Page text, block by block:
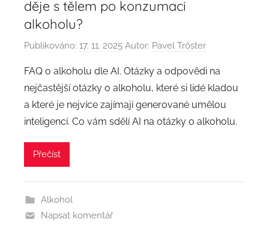
děje s tělem po konzumaci
alkoholu?
Publikováno: 17. 11. 2025 Autor: Pavel Trőster
FAQ o alkoholu dle AI. Otázky a odpovědi na
nejčastější otázky o alkoholu, které si lidé kladou
a které je nejvíce zajímají generované umělou
inteligencí. Co vám sdělí AI na otázky o alkoholu.
Přečíst
Alkohol
Napsat komentář